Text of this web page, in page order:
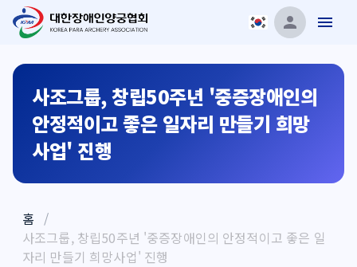
사조그룹, 창립50주년 '중증장애인의
안정적이고 좋은 일자리 만들기 희망
사업' 진행
홈 /
사조그룹, 창립50주년 '중증장애인의 안정적이고 좋은 일
자리 만들기 희망사업' 진행